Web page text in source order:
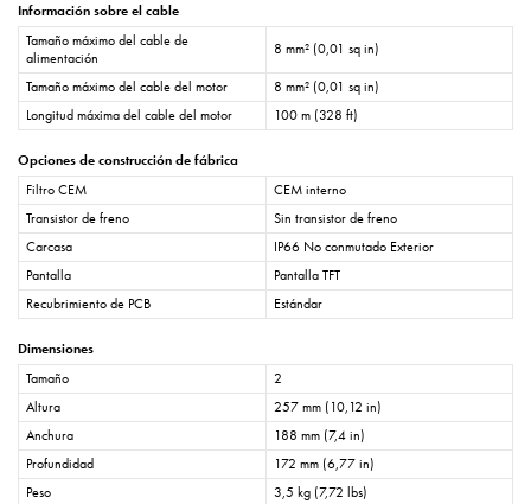
Información sobre el cable
Tamaño máximo del cable de
alimentación
8 mm² (0,01 sq in)
Tamaño máximo del cable del motor
8 mm² (0,01 sq in)
Longitud máxima del cable del motor
100 m (328 ft)
Opciones de construcción de fábrica
Filtro CEM
CEM interno
Transistor de freno
Sin transistor de freno
Carcasa
IP66 No conmutado Exterior
Pantalla
Pantalla TFT
Recubrimiento de PCB
Estándar
Dimensiones
Tamaño
2
Altura
257 mm (10,12 in)
Anchura
188 mm (7,4 in)
Profundidad
172 mm (6,77 in)
Peso
3,5 kg (7,72 lbs)